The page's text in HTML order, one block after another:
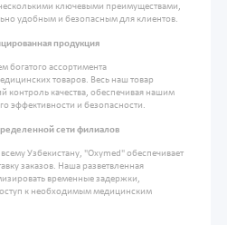
ключевыми преимуществами,
удобным и безопасным для клиентов.
продукция
богатого ассортимента
товаров. Весь наш товар
контроль качества, обеспечивая нашим
эффективности и безопасности.
сети филиалов
Узбекистану, "Oxymed" обеспечивает
заказов. Наша разветвленная
временные задержки,
к необходимым медицинским